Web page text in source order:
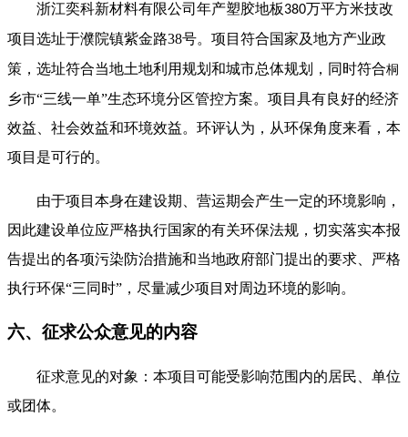
浙江奕科新材料有限公司年产塑胶地板380万平方米技改
项目 选址于濮院镇紫金路38号。项目符合国家及地方产业政
策，选址符合当地土地利用规划和城市总体规划，同时符合桐
乡市“三线一单”生态环境分区管控方案。项目具有良好的经济
效益、社会效益和环境效益。环评认为，从环保角度来看，本
项目是可行的。
由于项目本身在建设期、营运期会产生一定的环境影响，
因此建设单位应严格执行国家的有关环保法规，切实落实本报
告提出的各项污染防治措施和当地政府部门提出的要求、严格
执行环保“三同时” ，尽量减少项目对周边环境的影响。
六、征求公众意见的内容
征求意见的对象：本项目可能受影响范围内的居民、单位
或团体。